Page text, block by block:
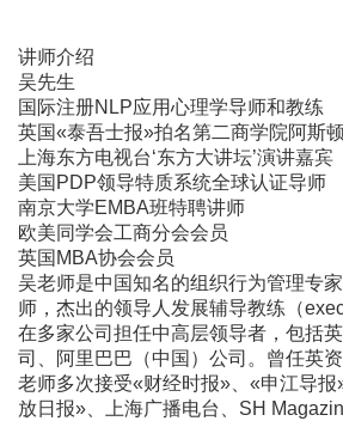
讲师介绍
吴先生
国际注册NLP应用心理学导师和教练
英国«泰吾士报»拍名第二商学院阿斯
上海东方电视台‘东方大讲坛’演讲嘉宾
美国PDP领导特质系统全球认证导师
南京大学EMBA班特聘讲师
欧美同学会工商分会会员
英国MBA协会会员
吴老师是中国知名的组织行为管理专
师，杰出的领导人发展辅导教练（
在多家公司担任中高层领导者，包括
司、阿里巴巴（中国）公司。曾任英
老师多次接受«财经时报»、«申江导
放日报»、上海广播电台、SH